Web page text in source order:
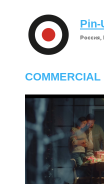
Pin-
Россия,
COMMERCIAL